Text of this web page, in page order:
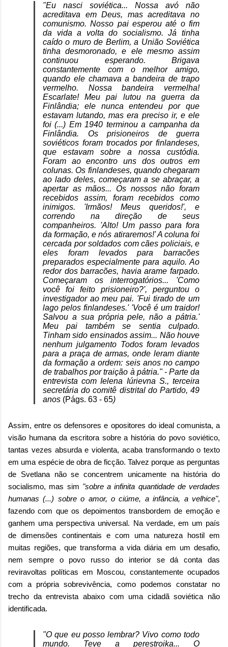
"Eu nasci soviética... Nossa avó não
acreditava em Deus, mas acreditava no
comunismo. Nosso pai esperou até o fim
da vida a volta do socialismo. Já tinha
caído o muro de Berlim, a União Soviética
tinha desmoronado, e ele mesmo assim
continuou esperando. Brigava
constantemente com o melhor amigo,
quando ele chamava a bandeira de trapo
vermelho. Nossa bandeira vermelha!
Escarlate! Meu pai lutou na guerra da
Finlândia; ele nunca entendeu por que
estavam lutando, mas era preciso ir, e ele
foi (...) Em 1940 terminou a campanha da
Finlândia. Os prisioneiros de guerra
soviéticos foram trocados por finlandeses,
que estavam sobre a nossa custódia.
Foram ao encontro uns dos outros em
colunas. Os finlandeses, quando chegaram
ao lado deles, começaram a se abraçar, a
apertar as mãos... Os nossos não foram
recebidos assim, foram recebidos como
inimigos. 'Irmãos! Meus queridos!', e
correndo na direção de seus
companheiros. 'Alto! Um passo para fora
da formação, e nós atiraremos!' A coluna foi
cercada por soldados com cães policiais, e
eles foram levados para barracões
preparados especialmente para aquilo. Ao
redor dos barracões, havia arame farpado.
Começaram os interrogatórios... 'Como
você foi feito prisioneiro?', perguntou o
investigador ao meu pai. 'Fui tirado de um
lago pelos finlandeses.' 'Você é um traidor!
Salvou a sua própria pele, não a pátria.'
Meu pai também se sentia culpado.
Tinham sido ensinados assim... Não houve
nenhum julgamento Todos foram levados
para a praça de armas, onde leram diante
da formação a ordem: seis anos no campo
de trabalhos por traição à pátria." - Parte da
entrevista com Ielena Iúrievna S., terceira
secretária do comitê distrital do Partido, 49
anos (Págs. 63 - 65)
Assim, entre os defensores e opositores do ideal comunista, a
visão humana da escritora sobre a história do povo soviético,
tantas vezes absurda e violenta, acaba transformando o texto
em uma espécie de obra de ficção. Talvez porque as perguntas
de Svetlana não se concentrem unicamente na história do
socialismo, mas sim "sobre a infinita quantidade de verdades
humanas (...) sobre o amor, o ciúme, a infância, a velhice",
fazendo com que os depoimentos transbordem de emoção e
ganhem uma perspectiva universal. Na verdade, em um país
de dimensões continentais e com uma natureza hostil em
muitas regiões, que transforma a vida diária em um desafio,
nem sempre o povo russo do interior se dá conta das
reviravoltas políticas em Moscou, constantemente ocupados
com a própria sobrevivência, como podemos constatar no
trecho da entrevista abaixo com uma cidadã soviética não
identificada.
"O que eu posso lembrar? Vivo como todo
mundo. Teve a perestroika... O